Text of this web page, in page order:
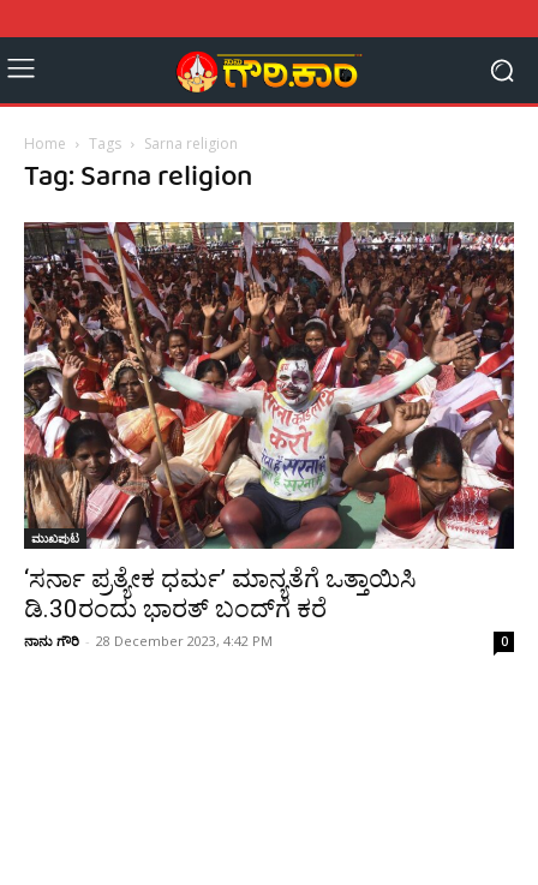
Home Tags Sarna religion
Tag: Sarna religion
ಮುಖಪುಟ
‘ಸರ್ನಾ ಪ್ರತ್ಯೇಕ ಧರ್ಮ’ ಮಾನ್ಯತೆಗೆ ಒತ್ತಾಯಿಸಿ
ಡಿ.30ರಂದು ಭಾರತ್ ಬಂದ್‌ಗೆ ಕರೆ
ನಾನು ಗೌರಿ - 28 December 2023, 4:42 PM 0